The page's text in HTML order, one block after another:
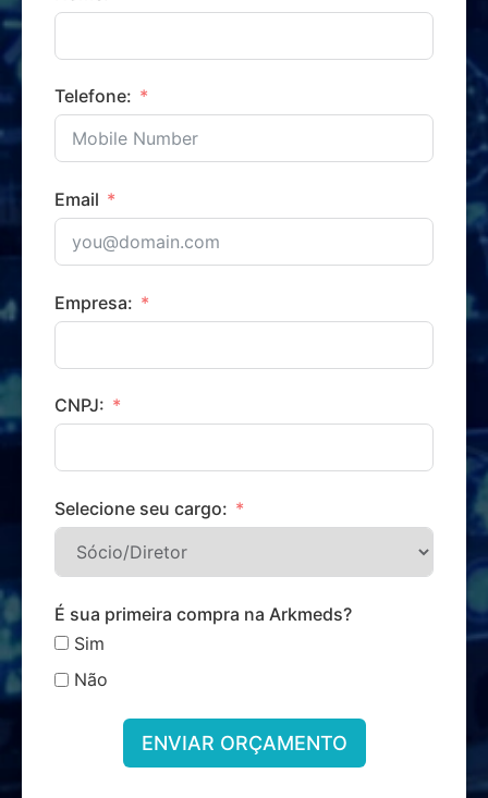
Telefone:
Email
Empresa:
CNPJ:
Selecione seu cargo:
É sua primeira compra na Arkmeds?
Sim
Não
ENVIAR ORÇAMENTO